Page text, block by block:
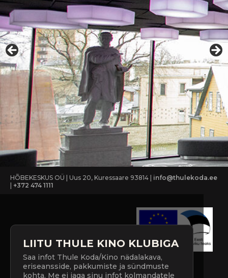
HÕBEKESKUS OÜ | Uus 20, Kuressaare 93814 | info@thulekoda.ee
| +372 474 1111
LIITU THULE KINO KLUBIGA
Saa infot Thule Koda/Kino nädalakava,
eriseansside, pakkumiste ja sündmuste
kohta. Me ei jaga sinu infot kolmandatele